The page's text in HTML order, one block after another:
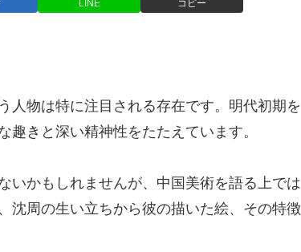
LINE コピー
人物は特に注目される存在です。明代初期を
きと深い精神性をたたえています。
いかもしれませんが、中国美術を語る上では
沈周の生い立ちから彼の描いた絵、その特徴